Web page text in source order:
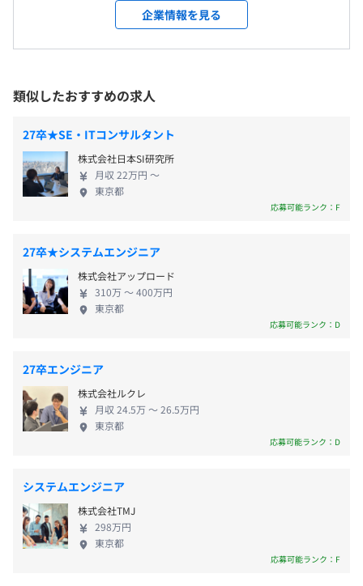
◆『ビジュアルIVR』
https://www.nttcoms.com/service/mobileweb/usage/vi
◆ビデオ通話ツール『ビデオトーク』
https://www.nttcoms.com/service/videotalk/
◆電子帳票ソリューション『ナビエクスプレス』
https://www.nttcoms.com/service/naviexp/
各種研修制度をはじめ、資格取得奨励金制度などで長期的
な成長を支援します。
◆基礎スキルプログラム
当社ならびにNTTグループにおける必須学習
各職種における業務遂行に必要な資格スキルプロフェッシ
ョナル育成
◆フォロワーシップ／リーダーシッププログラム
リーダーとして考えるべきこと、実践すべきことを学ぶ研
修（管理者およびその候補向け）
相談のうえ、ご希望のマシンを支給いたします
受動喫煙防止措置に関する事項
従業員に対する受動喫煙対策：当社フロアは全面禁煙
※喫煙希望者はビルの入居者共用喫煙スペースを利用
JR「大崎駅」東口から徒歩3分
平均残業時間：平均10〜20時間／月
《年間休日122日》
■完全週休2日制（土・日）
■祝日
■年末年始休暇
■夏季休暇
■年次有給休暇：20日（起算月/10月、入社月から付与た
■育児・介護休暇をはじめとした各種休暇休職制度
など
∟通勤費はオフィスへの出社日数に応じて実費分（自宅と
オフィスの往復交通費）を支給します。
・リモート勤務手当
・裁量労働手当 など
賞与：年2回（6月・12月）
※前年度の評価結果に基づいて算定
・専門スキルプログラム
ッショナル育成
・フォロワーシップ／リーダーシッププログラム
コミュニケーション研修
リーダーとして考えるべきこと、実践すべきことを学ぶ
・資格取得奨励金制度
キャリアアップや転向を考え、自ら手を上げて資格取得を
おこなう人を支援する制度です。
会社の指定する対象資格の資格試験に合格し、資格を取得
・グローバルで活躍する能力の支援
会社指定のオンライン英会話スクールの受講において所定
条件を満たして受講終了された場合は、受講料の半額支援
します。
・キャリア面談
教育研修プログラムを最大限活用して自身のキャリアアッ
プにつなげるためには、
現状のスキルや課題についての的確な認識と、将来に向け
ての明確なキャリアプランが必要と考えています。
域を広げました。この”３本の柱事業”を通じ、
「DIGITALIZE TO REALIZE by CX/DX〜データ活用と
テクノロジーで、企業の進化を支え抜く〜」という
の」領域において業界トップクラスである点です。 3
分野のプロフェッショナルがチームを組み、データ
活用から新たな知見を引き出し、最適なテクノロジ
ーの導入ご支援。お客さまのビジネスの可能性を拓
く伴走者として企業のデジタライゼーションに貢献
しています。 【事業内容】 ◆CX・デジタルマーケテ
ィング事業 最適なマーケティング・テクノロジーの
カスタマーエクスペリエンスの向上を図り、企業と
顧客の “絆（エンゲージメント）” を創出し、売上向
上につながるマーケティング・ソリューションを提
供します。 ・顧客ID・データ統合 ・データ分析・活
用 ・カスタマーエクスペリエンス ・顧客接点構築 ◆
統合のグローバルリーダーであるTIBCOとの提携に
より、あらゆるデータの収集・統合・管理から、解
析・可視化／共有・予測／検知まで、データ活用の
すべてをワンプラットフォームで実現します。 ・デ
ータ解析プロダクト ・データ管理・統合プロダクト
SMSを中心としたメッセージサービスによって支え
ます。 また、「Karaden」のプラットフォームを基
盤として、企業や自治体の業務効率化に貢献するソ
リューションサービスを提供します。 ・『空電プッ
企業情報を見る
類似したおすすめの求人
27卒★SE・ITコンサルタント
株式会社日本SI研究所
月収 22万円 〜
東京都
応募可能ランク：F
27卒★システムエンジニア
株式会社アップロード
310万 〜 400万円
東京都
応募可能ランク：D
27卒エンジニア
株式会社ルクレ
月収 24.5万 〜 26.5万円
東京都
応募可能ランク：D
システムエンジニア
株式会社TMJ
298万円
東京都
応募可能ランク：F